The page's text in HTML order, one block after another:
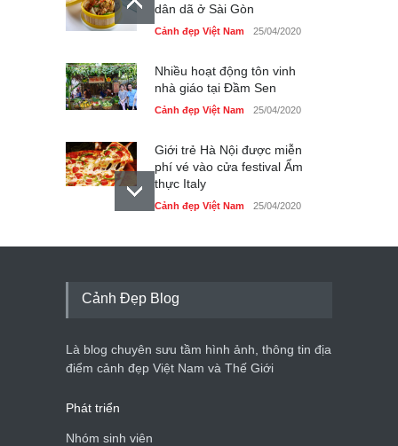
dân dã ở Sài Gòn
Cảnh đẹp Việt Nam 25/04/2020
Nhiều hoạt động tôn vinh
nhà giáo tại Đầm Sen
Cảnh đẹp Việt Nam 25/04/2020
Giới trẻ Hà Nội được miễn
phí vé vào cửa festival Ẩm
thực Italy
Cảnh đẹp Việt Nam 25/04/2020
Tam giác mạch khoe sắc
du lịch quốc gia
Cảnh đẹp Việt Nam 24/04/2020
Cảnh Đẹp Blog
Là blog chuyên sưu tầm hình ảnh, thông tin địa
điểm cảnh đẹp Việt Nam và Thế Giới
Phát triển
Nhóm sinh viên